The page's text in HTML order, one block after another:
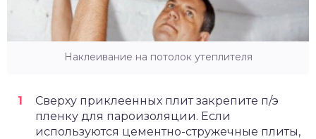
Наклеивание на потолок утеплителя
Сверху приклеенных плит закрепите п/э
пленку для пароизоляции. Если
используются цементно-стружечные плиты,